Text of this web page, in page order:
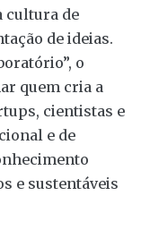
cultura de
de ideias.
o
quem cria a
cientistas e
e de
e sustentáveis